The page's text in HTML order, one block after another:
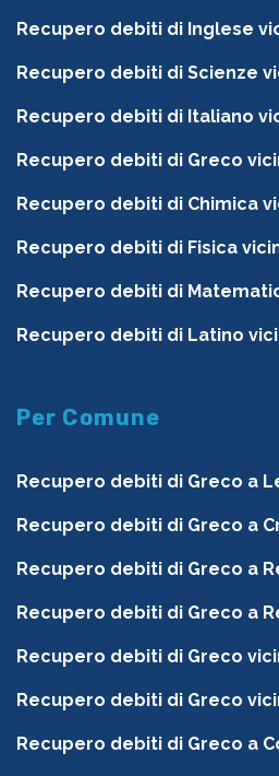
Recupero debiti di Inglese
Recupero debiti di Scienze
Recupero debiti di Italiano
Recupero debiti di Greco
Recupero debiti di Chimica
Recupero debiti di Fisica
Recupero debiti di
Recupero debiti di Latino
Per Comune
Recupero debiti di Greco a
Recupero debiti di Greco a
Recupero debiti di Greco a
Recupero debiti di Greco a
Recupero debiti di Greco
Recupero debiti di Greco
Recupero debiti di Greco a